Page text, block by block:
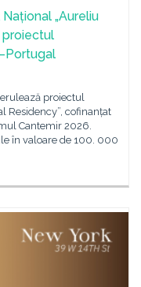
„Aureliu
proiectul
proiectul
Residency”, cofinanțat
Cantemir 2026.
în valoare de 100. 000